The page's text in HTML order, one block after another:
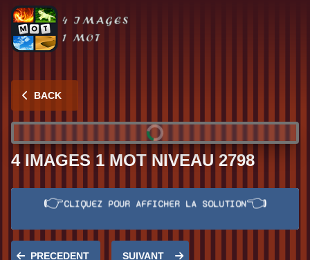
BACK
4 IMAGES 1 MOT NIVEAU 2798
Réponse:PREMIERE
👉CLIQUEZ POUR AFFICHER LA SOLUTION👈
PRECEDENT SUIVANT